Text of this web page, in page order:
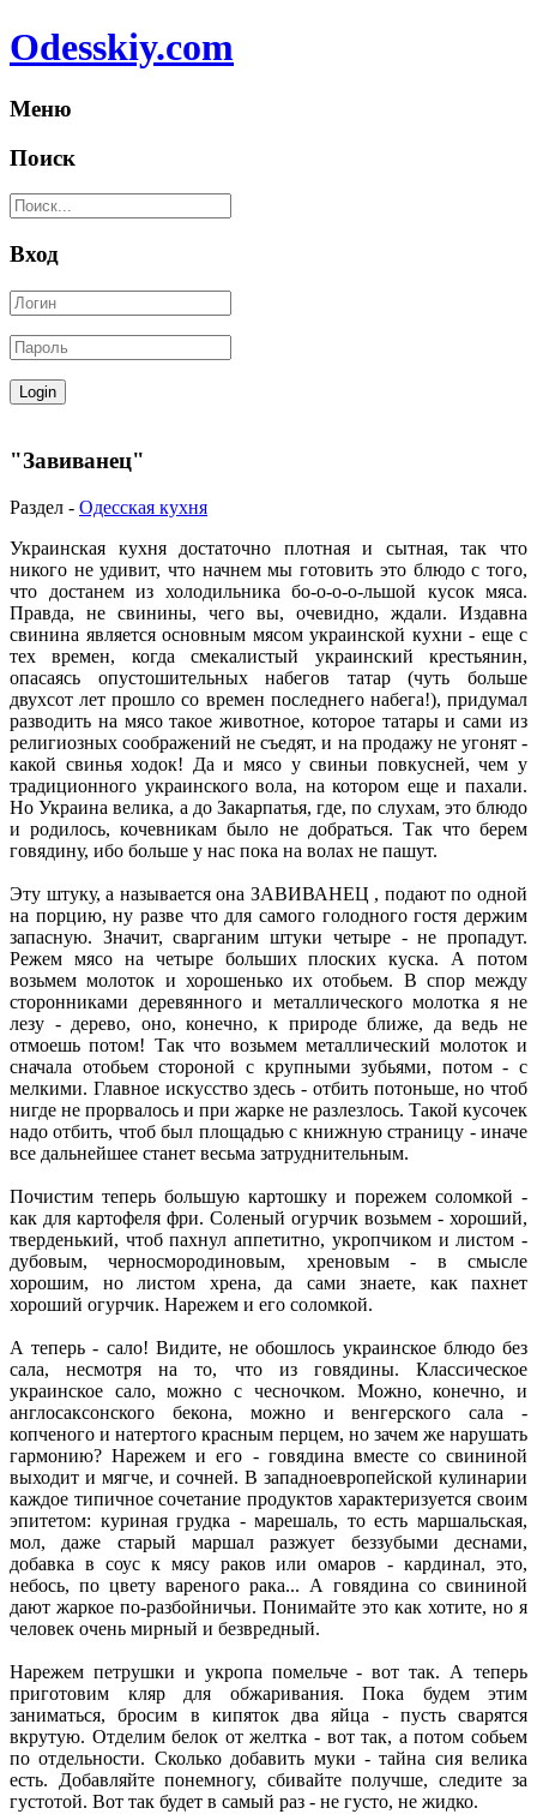
Odesskiy.com
Меню
Поиск
Вход
"Завиванец"
Раздел - Одесская кухня
Украинская кухня достаточно плотная и сытная, так что
никого не удивит, что начнем мы готовить это блюдо с того,
что достанем из холодильника бо-о-о-о-льшой кусок мяса.
Правда, не свинины, чего вы, очевидно, ждали. Издавна
свинина является основным мясом украинской кухни - еще с
тех времен, когда смекалистый украинский крестьянин,
опасаясь опустошительных набегов татар (чуть больше
двухсот лет прошло со времен последнего набега!), придумал
разводить на мясо такое животное, которое татары и сами из
религиозных соображений не съедят, и на продажу не угонят -
какой свинья ходок! Да и мясо у свиньи повкусней, чем у
традиционного украинского вола, на котором еще и пахали.
Но Украина велика, а до Закарпатья, где, по слухам, это блюдо
и родилось, кочевникам было не добраться. Так что берем
говядину, ибо больше у нас пока на волах не пашут.
Эту штуку, а называется она ЗАВИВАНЕЦ , подают по одной
на порцию, ну разве что для самого голодного гостя держим
запасную. Значит, сварганим штуки четыре - не пропадут.
Режем мясо на четыре больших плоских куска. А потом
возьмем молоток и хорошенько их отобьем. В спор между
сторонниками деревянного и металлического молотка я не
лезу - дерево, оно, конечно, к природе ближе, да ведь не
отмоешь потом! Так что возьмем металлический молоток и
сначала отобьем стороной с крупными зубьями, потом - с
мелкими. Главное искусство здесь - отбить потоньше, но чтоб
нигде не прорвалось и при жарке не разлезлось. Такой кусочек
надо отбить, чтоб был площадью с книжную страницу - иначе
все дальнейшее станет весьма затруднительным.
Почистим теперь большую картошку и порежем соломкой -
как для картофеля фри. Соленый огурчик возьмем - хороший,
тверденький, чтоб пахнул аппетитно, укропчиком и листом -
дубовым, черносмородиновым, хреновым - в смысле
хорошим, но листом хрена, да сами знаете, как пахнет
хороший огурчик. Нарежем и его соломкой.
А теперь - сало! Видите, не обошлось украинское блюдо без
сала, несмотря на то, что из говядины. Классическое
украинское сало, можно с чесночком. Можно, конечно, и
англосаксонского бекона, можно и венгерского сала -
копченого и натертого красным перцем, но зачем же нарушать
гармонию? Нарежем и его - говядина вместе со свининой
выходит и мягче, и сочней. В западноевропейской кулинарии
каждое типичное сочетание продуктов характеризуется своим
эпитетом: куриная грудка - марешаль, то есть маршальская,
мол, даже старый маршал разжует беззубыми деснами,
добавка в соус к мясу раков или омаров - кардинал, это,
небось, по цвету вареного рака... А говядина со свининой
дают жаркое по-разбойничьи. Понимайте это как хотите, но я
человек очень мирный и безвредный.
Нарежем петрушки и укропа помельче - вот так. А теперь
приготовим кляр для обжаривания. Пока будем этим
заниматься, бросим в кипяток два яйца - пусть сварятся
вкрутую. Отделим белок от желтка - вот так, а потом собьем
по отдельности. Сколько добавить муки - тайна сия велика
есть. Добавляйте понемногу, сбивайте получше, следите за
густотой. Вот так будет в самый раз - не густо, не жидко.